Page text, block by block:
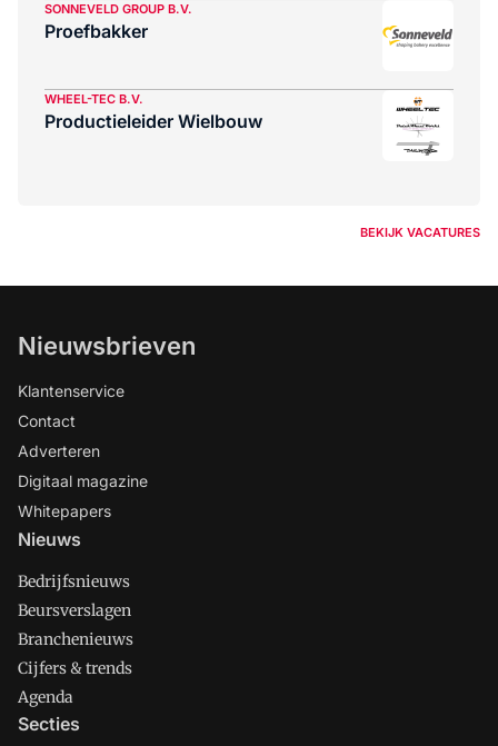
SONNEVELD GROUP B.V.
Proefbakker
WHEEL-TEC B.V.
Productieleider Wielbouw
BEKIJK VACATURES
Nieuwsbrieven
Klantenservice
Contact
Adverteren
Digitaal magazine
Whitepapers
Nieuws
Bedrijfsnieuws
Beursverslagen
Branchenieuws
Cijfers & trends
Agenda
Secties